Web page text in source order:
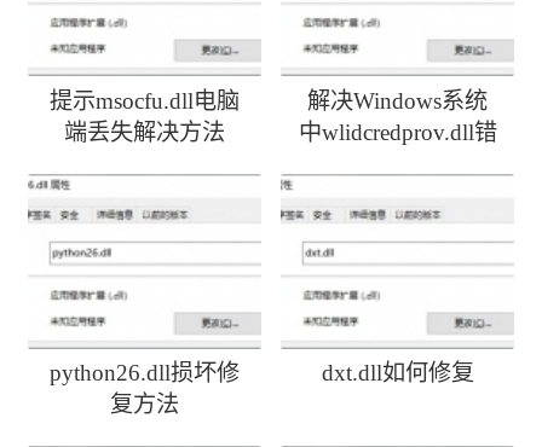
提示msocfu.dll电脑
端丢失解决方法
解决Windows系统
中wlidcredprov.dll错
python26.dll损坏修
复方法
dxt.dll如何修复